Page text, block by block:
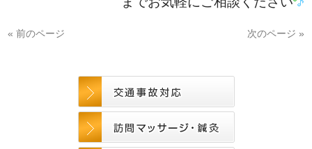
« 前のページ 次のページ »